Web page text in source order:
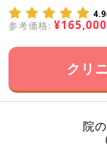
参考価格:
クリ
院